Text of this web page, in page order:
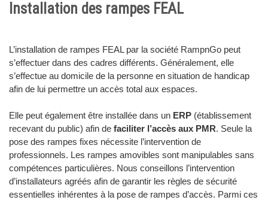
Installation des rampes FEAL
L’installation de rampes FEAL par la société RampnGo peut
s’effectuer dans des cadres différents. Généralement, elle
s’effectue au domicile de la personne en situation de handicap
afin de lui permettre un accès total aux espaces.
Elle peut également être installée dans un ERP (établissement
recevant du public) afin de faciliter l’accès aux PMR. Seule la
pose des rampes fixes nécessite l’intervention de
professionnels. Les rampes amovibles sont manipulables sans
compétences particulières. Nous conseillons l’intervention
d’installateurs agréés afin de garantir les règles de sécurité
essentielles inhérentes à la pose de rampes d’accès. Parmi ces